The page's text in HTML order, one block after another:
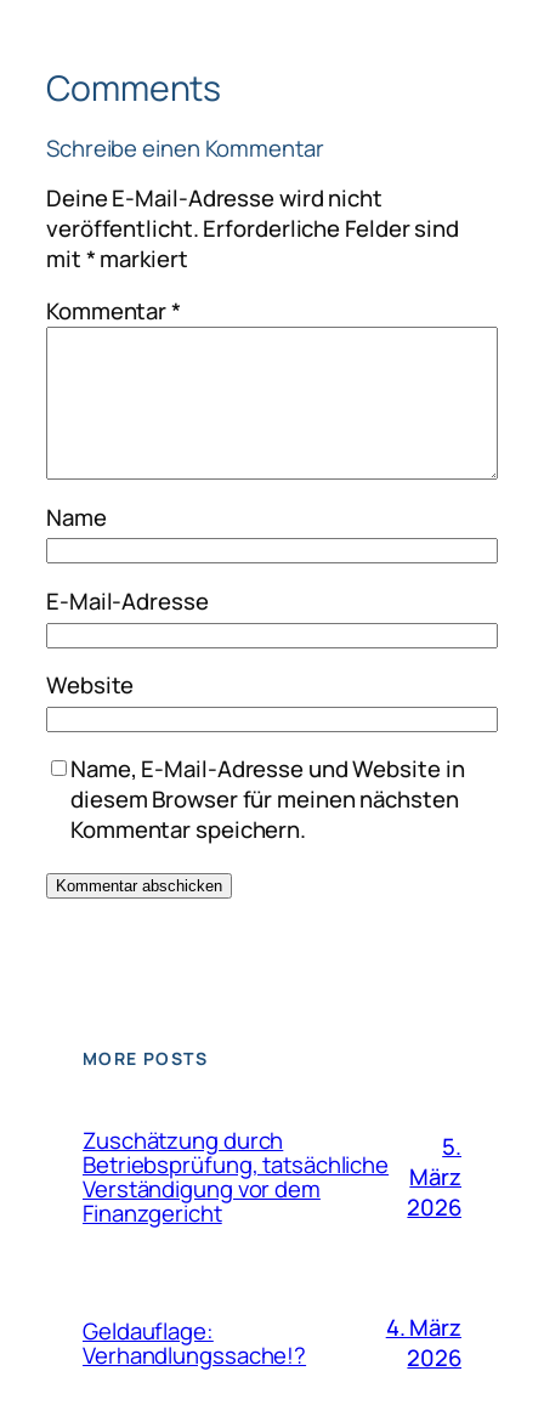
Comments
Schreibe einen Kommentar
Deine E-Mail-Adresse wird nicht
veröffentlicht.Erforderliche Felder sind
mit*markiert
Kommentar*
Name
E-Mail-Adresse
Website
Name, E-Mail-Adresse und Website in
diesem Browser für meinen nächsten
Kommentar speichern.
MORE POSTS
Zuschätzung durch
Betriebsprüfung, tatsächliche
Verständigung vor dem
Finanzgericht
5.
März
2026
Geldauflage:
Verhandlungssache!?
4. März
2026